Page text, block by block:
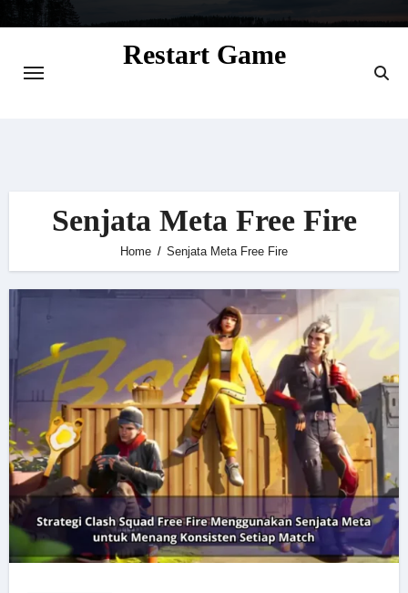
Restart Game
Senjata Meta Free Fire
Home Senjata Meta Free Fire